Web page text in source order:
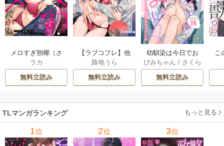
メロすぎ朔椰（さ
くや）くんは私を
沼にハメたがる。 1
2巻
ラカ
無料立読み
【ラブコフレ】他
の男に抱かれるく
らいなら －幼馴染
のこじらせ愛－ 8巻
路地うら
無料立読み
幼馴染は今日でお
しまい 関係激変。
仲良し男子が溺愛
彼氏になった夜 15
ぴみちゃん / さくら
蒼
無料立読み
こ
TLマンガランキング もっと見る
1位 2位 3位